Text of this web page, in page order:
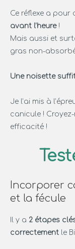
Ce réflexe a pour
avant l’heure!
Mais aussi et
gras non-
Une noisette
Je l’ai mis à
canicule !
efficacité !
Incorporer
et la fécule
Il y a 2 étapes
correctement le